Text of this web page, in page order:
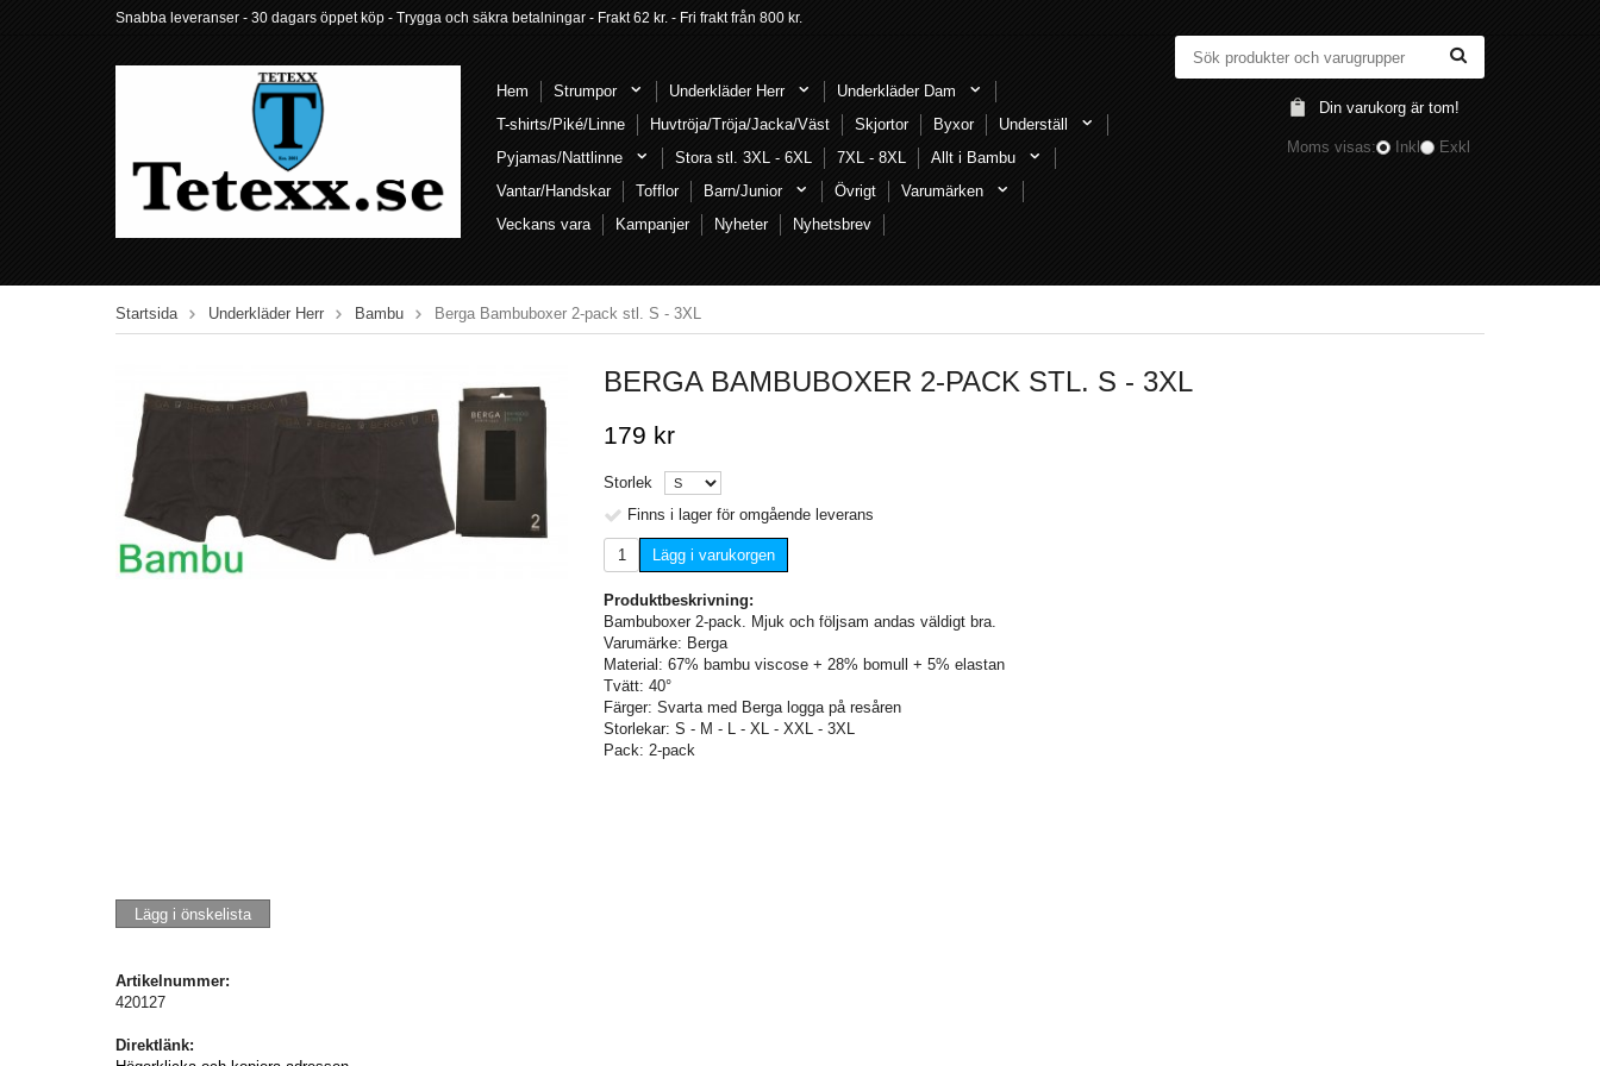
Snabba leveranser - 30 dagars öppet köp - Trygga och säkra betalningar - Frakt 62 kr. - Fri frakt från 800 kr.
Hem Strumpor Underkläder Herr
Underkläder Dam
T-shirts/Piké/Linne
Huvtröja/Tröja/Jacka/Väst Skjortor Byxor
Underställ
Pyjamas/Nattlinne
Stora stl. 3XL - 6XL 7XL - 8XL
Allt i Bambu
Vantar/Handskar
Tofflor Barn/Junior Övrigt
Varumärken
Veckans vara
Kampanjer Nyheter Nyhetsbrev
Din varukorg är tom!
Moms visas: Inkl Exkl
Startsida Underkläder Herr Bambu Berga Bambuboxer 2-pack stl. S - 3XL
BERGA BAMBUBOXER 2-PACK STL. S - 3XL
179 kr
Storlek
Finns i lager för omgående leverans
Lägg i varukorgen
Produktbeskrivning:
Bambuboxer 2-pack. Mjuk och följsam andas väldigt bra.
Varumärke: Berga
Material: 67% bambu viscose + 28% bomull + 5% elastan
Tvätt: 40°
Färger: Svarta med Berga logga på resåren
Storlekar: S - M - L - XL - XXL - 3XL
Pack: 2-pack
Lägg i önskelista
Artikelnummer:
420127
Direktlänk: